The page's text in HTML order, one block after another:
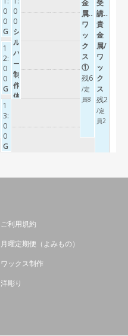
ご利用規約
月曜定期便（よみもの）
ワックス制作
洋彫り